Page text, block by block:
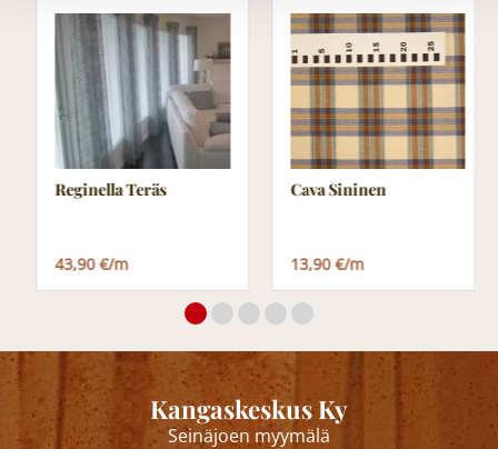
Reginella Teräs
43,90 €/m
Cava Sininen
13,90 €/m
Kangaskeskus Ky
Seinäjoen myymälä